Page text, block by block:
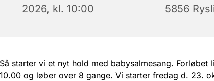
2026, kl. 10:00
5856
Så starter vi et nyt hold med babysalmesang. Forløbet
10.00 og løber over 8 gange. Vi starter fredag d. 23.